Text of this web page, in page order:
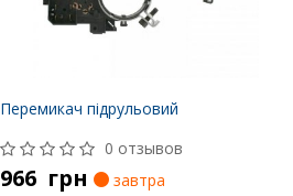
Перемикач підрульовий
0 отзывов
966 грн
завтра